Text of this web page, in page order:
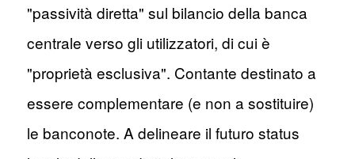
"passività diretta" sul bilancio della banca
centrale verso gli utilizzatori, di cui è
"proprietà esclusiva". Contante destinato a
essere complementare (e non a sostituire)
le banconote. A delineare il futuro status